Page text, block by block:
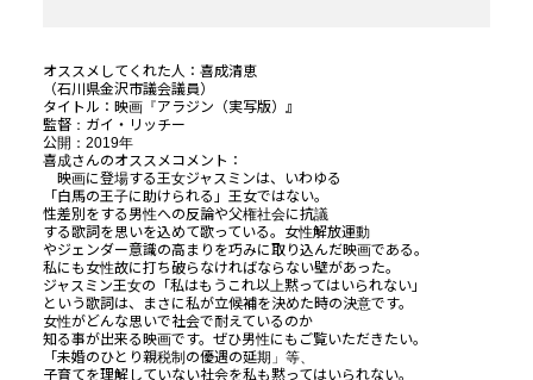
オススメしてくれた人：喜成清恵
（石川県金沢市議会議員）
タイトル：映画『アラジン（実写版）』
監督：ガイ・リッチー
公開：2019年
喜成さんのオススメコメント：
映画に登場する王女ジャスミンは、いわゆる
「白馬の王子に助けられる」王女ではない。
性差別をする男性への反論や父権社会に抗議
する歌詞を思いを込めて歌っている。女性解放運動
やジェンダー意識の高まりを巧みに取り込んだ映画である。
私にも女性故に打ち破らなければならない壁があった。
ジャスミン王女の「私はもうこれ以上黙ってはいられない」
という歌詞は、まさに私が立候補を決めた時の決意です。
女性がどんな思いで社会で耐えているのか
知る事が出来る映画です。ぜひ男性にもご覧いただきたい。
「未婚のひとり親税制の優遇の延期」等、
子育てを理解していない社会を私も黙ってはいられない。